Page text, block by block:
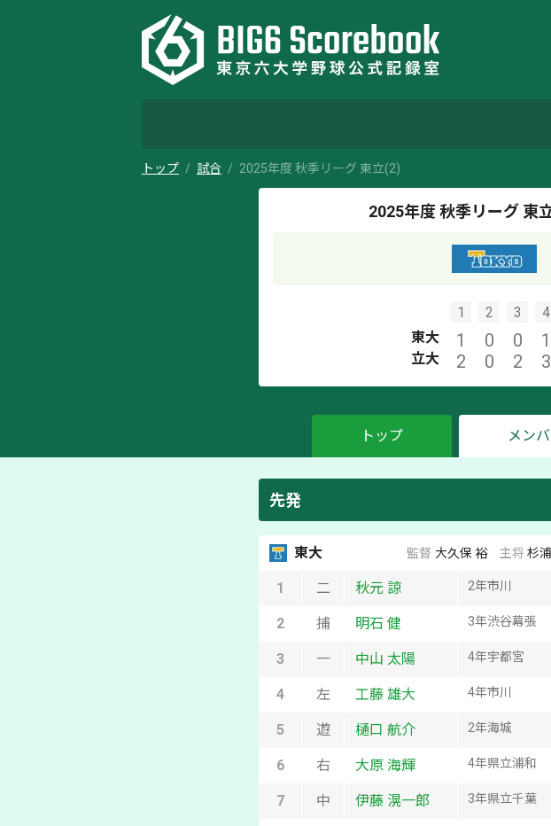
トップ 試合 2025年度 秋季リーグ 東立(2)
2025年度 秋季リーグ 東
1 2 3 4
東大 1 0 0 1
立大 2 0 2 3
トップ メン
先発
東大 監督 大久保 裕 主将 杉
1 二 秋元 諒 2年市川
2 捕 明石 健 3年渋谷幕張
3 一 中山 太陽 4年宇都宮
4 左 工藤 雄大 4年市川
5 遊 樋口 航介 2年海城
6 右 大原 海輝 4年県立浦和
7 中 伊藤 滉一郎 3年県立千葉